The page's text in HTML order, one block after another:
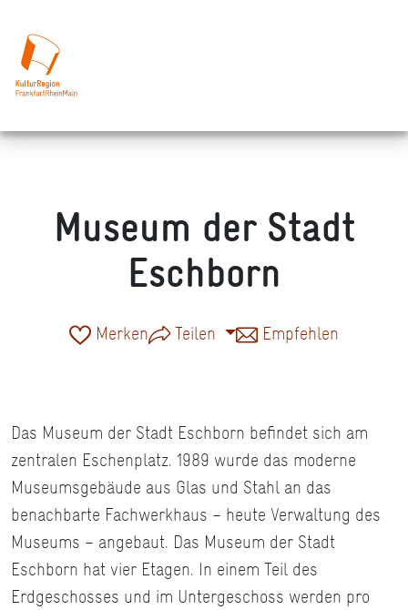
Museum der Stadt
Eschborn
Merken Teilen Empfehlen
Das Museum der Stadt Eschborn befindet sich am
zentralen Eschenplatz. 1989 wurde das moderne
Museumsgebäude aus Glas und Stahl an das
benachbarte Fachwerkhaus – heute Verwaltung des
Museums – angebaut. Das Museum der Stadt
Eschborn hat vier Etagen. In einem Teil des
Erdgeschosses und im Untergeschoss werden pro